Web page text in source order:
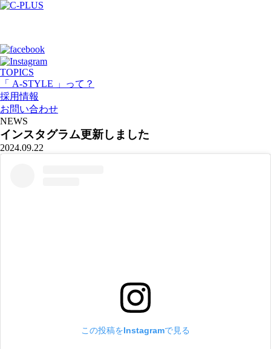
TOPICS
「 A-STYLE 」って？
採用情報
お問い合わせ
NEWS
インスタグラム更新しました
2024.09.22
この投稿をInstagramで見る